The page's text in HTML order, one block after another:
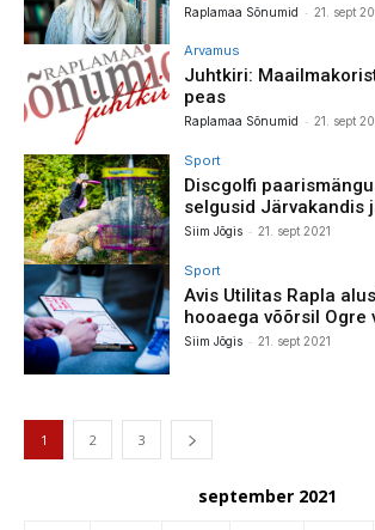
Raplamaa Sõnumid - 21. sept
Arvamus
Juhtkiri:
peas
Raplamaa Sõnumid - 21. sept
Sport
Discgolfi
selgusid Järvakandis
Siim Jõgis - 21. sept 2021
Sport
Avis Utilitas Rapla
hooaega võõrsil Ogre
Siim Jõgis - 21. sept 2021
1 2 3
september 2021